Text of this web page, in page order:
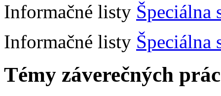
Informačné listy Špeciálna
Informačné listy Špeciálna
Témy záverečných